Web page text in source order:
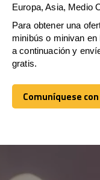
Europa, Asia, Medio
Para obtener una
minibús o minivan
a continuación y
gratis.
Comuníquese
Comuníquese